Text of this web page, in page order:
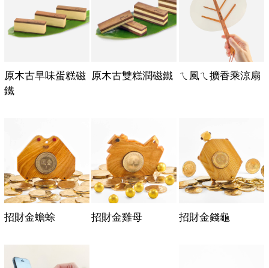
原木古早味蛋糕磁
鐵
原木古雙糕潤磁鐵 ㄟ風ㄟ擴香乘涼扇
招財金蟾蜍 招財金雞母 招財金錢龜